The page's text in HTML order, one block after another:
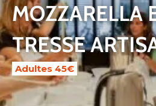
MOZZARELLA
TRESSE
Adultes 45€